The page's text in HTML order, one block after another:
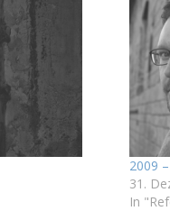
2009
31.
In